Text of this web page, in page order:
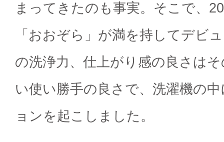
まってきたのも事実。そこで、
「おおぞら」が満を持してデビ
の洗浄力、仕上がり感の良さは
い使い勝手の良さで、洗濯機の
ョンを起こしました。